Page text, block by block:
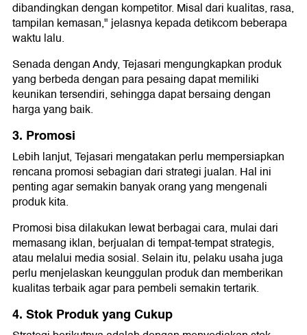
dibandingkan dengan kompetitor. Misal dari kualitas, rasa,
tampilan kemasan," jelasnya kepada detikcom beberapa
waktu lalu.
Senada dengan Andy, Tejasari mengungkapkan produk
yang berbeda dengan para pesaing dapat memiliki
keunikan tersendiri, sehingga dapat bersaing dengan
harga yang baik.
3. Promosi
Lebih lanjut, Tejasari mengatakan perlu mempersiapkan
rencana promosi sebagian dari strategi jualan. Hal ini
penting agar semakin banyak orang yang mengenali
produk kita.
Promosi bisa dilakukan lewat berbagai cara, mulai dari
memasang iklan, berjualan di tempat-tempat strategis,
atau melalui media sosial. Selain itu, pelaku usaha juga
perlu menjelaskan keunggulan produk dan memberikan
kualitas terbaik agar para pembeli semakin tertarik.
4. Stok Produk yang Cukup